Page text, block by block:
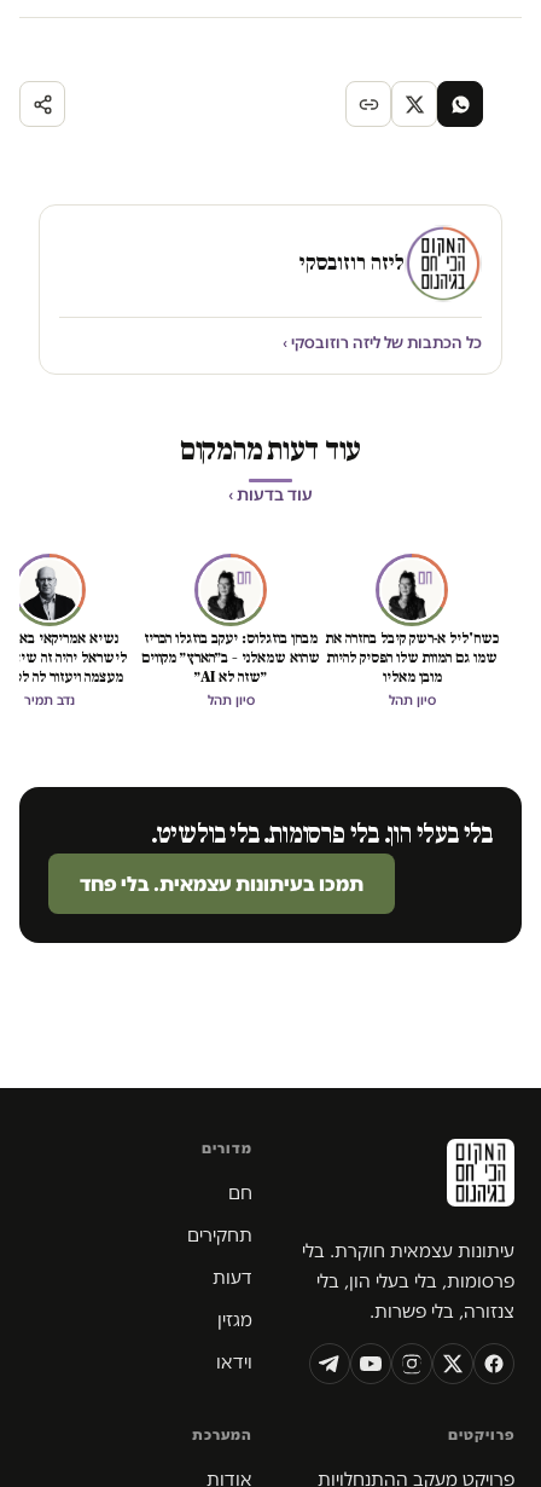
ליזה רוזובסקי
כל הכתבות של ליזה רוזובסקי ›
עוד דעות מהמקום
עוד בדעות ›
כשח'ליל א-רשק קיבל בחזרה את
שמו גם המוות שלו הפסיק להיות
מובן מאליו
סיון תהל
מבחן בוזגלוס: יעקב בוזגלו הכריז
שהוא שמאלני – ב״הארץ״ מקווים
״שזה לא AI״
סיון תהל
נשיא אמריקאי באמת
לישראל יהיה זה
מעצמה ויעזור לה
הכיבוש
נדב תמיר
בלי בעלי הון. בלי פרסומות. בלי בולשיט.
תמכו בעיתונות עצמאית. בלי פחד
עיתונות עצמאית חוקרת. בלי
פרסומות, בלי בעלי הון, בלי
צנזורה, בלי פשרות.
מדורים
חם
תחקירים
דעות
מגזין
וידאו
פרויקטים
פרויקט מעקב ההתנחלויות
המערכת
אודות